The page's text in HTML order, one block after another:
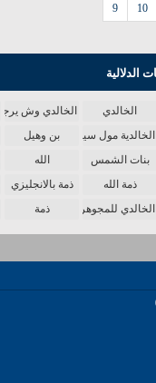
9 10
الدلالية
الخالدي الخالدي وش يرجع
الخالدية مول سينما بن وهيل
بنات الشمس الله
ذمة الله ذمة بالانجليزي
الخالدي للمجوهرات ذمة